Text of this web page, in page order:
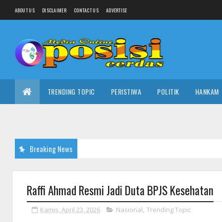
ABOUT US DISCLAIMER CONTACT US ADVERTISE
TRENDING TOPIC PERISTIWA POLITIK HANKAM
Breaking News
Raffi Ahmad Resmi Jadi Duta BPJS Kesehatan
Kamis, April 23, 2026 Nasional, Trending Topic